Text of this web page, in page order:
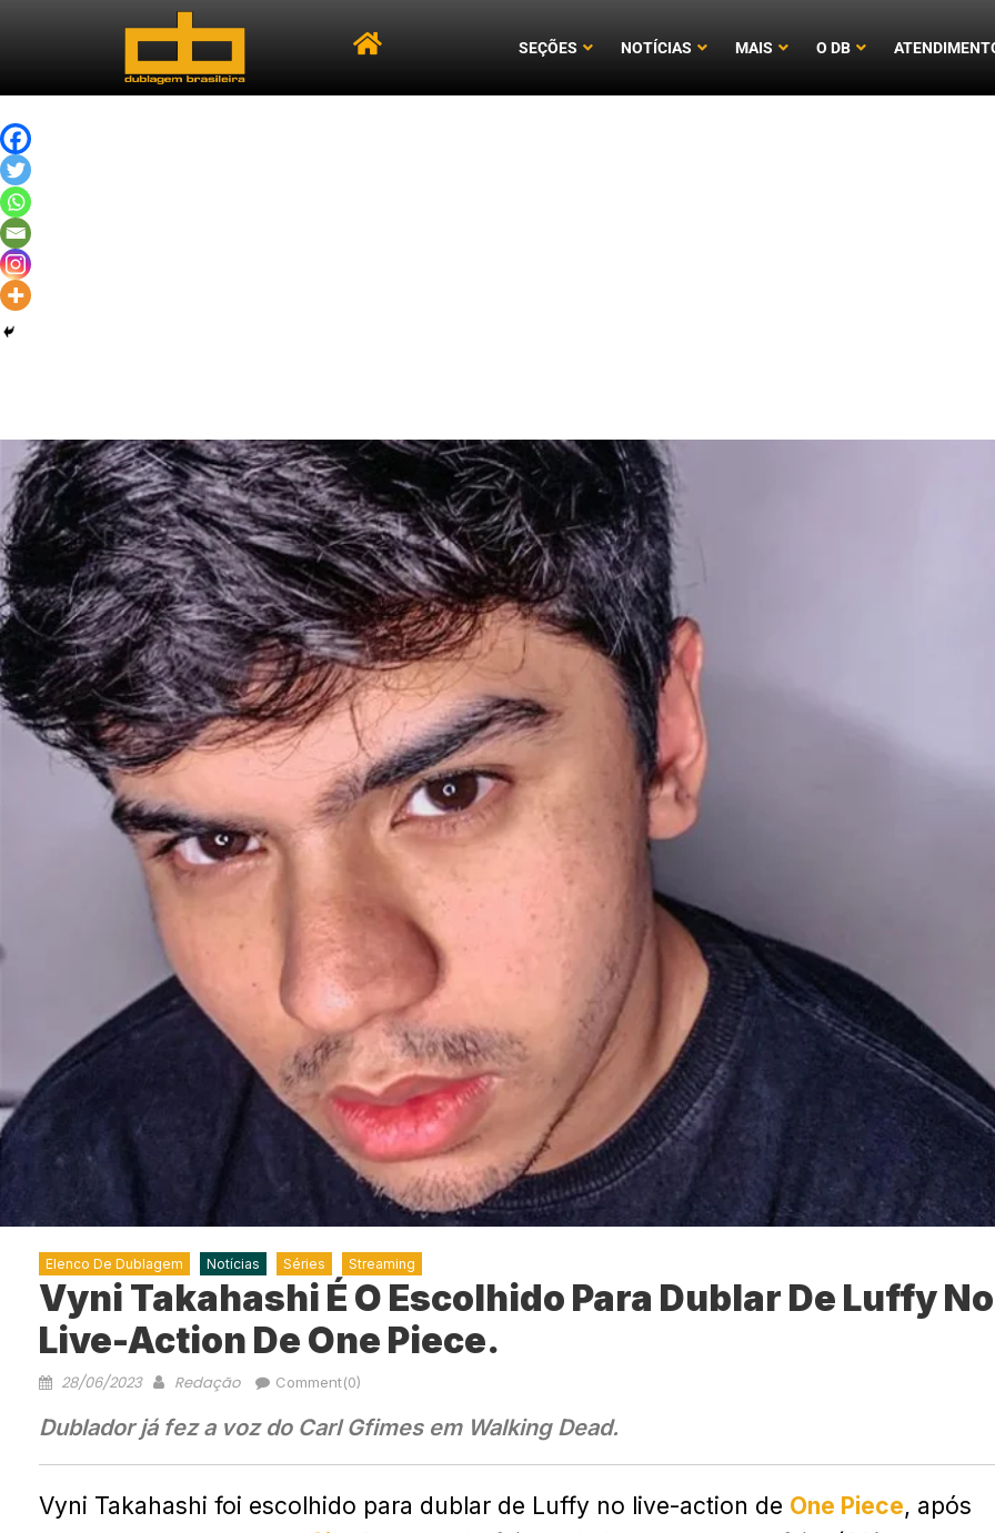
SEÇÕES NOTÍCIAS MAIS O DB
Elenco De Dublagem Notícias Séries Streaming
Vyni Takahashi É O Escolhido Para Dublar De Luffy No
Live-Action De One Piece.
28/06/2023 Redação Comment(0)
Dublador já fez a voz do Carl Gfimes em Walking Dead.
Vyni Takahashi foi escolhido para dublar de Luffy no live-action de One Piece, após